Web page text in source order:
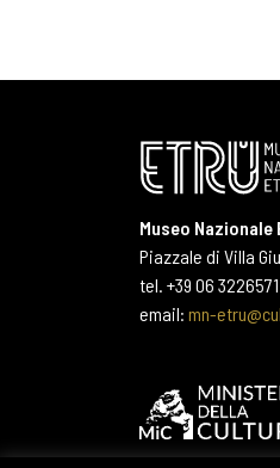
Museo
Piazzale di Villa
tel. +39 06
email: mn-